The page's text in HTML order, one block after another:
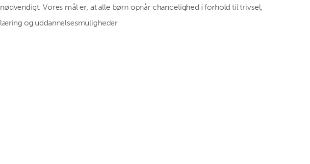
nødvendigt. Vores mål er, at alle børn opnår chancelighed i forhold til trivsel,
læring og uddannelsesmuligheder